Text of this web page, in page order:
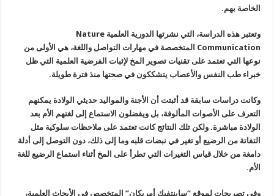
الخاصة بهم.
وتعتبر هذه الدراسة، التي نشرتها الدورية العلمية Nature
Communication المتخصصة في مهارات التواصل واللغة، هي الأولى من
نوعها التي تعتمد على تقنيات تصوير المخ لإثبات الفرضية العلمية التي ظل
خبراء طب النفس والأعصاب يتشككون في صحتها منذ فترة طويلة.
وكانت دراسات سابقة قد أثبتت أن الأجنة والمواليد حديثي الولادة يمكنهم
التعرف على الأصوات المألوفة، بل ويفضلون الاستماع إلى لغتهم الأم بعد
الولادة مباشرة. ولكن تلك النتائج كانت تعتمد على ملاحظات سلوكية مثل
التفاتة من الرضيع أو تغير في نبضات قلبه وما إلى ذلك، دون التوصل إلى أدلة
دامغة من خلال قياس التغيرات التي تطرأ على المخ أثناء استماع الرضيع للغة
الأم.
وفي تصريحات لموقع “ساينتفيك أمريكان” المتخصص في الأبحاث العلمية،